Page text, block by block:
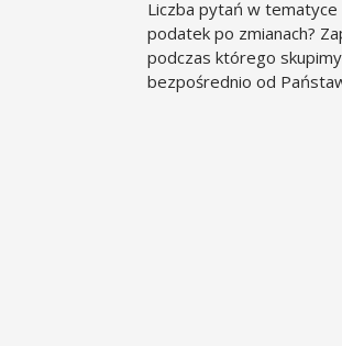
Liczba pytań w tematyce
podatek po zmianach?
podczas którego
bezpośrednio od